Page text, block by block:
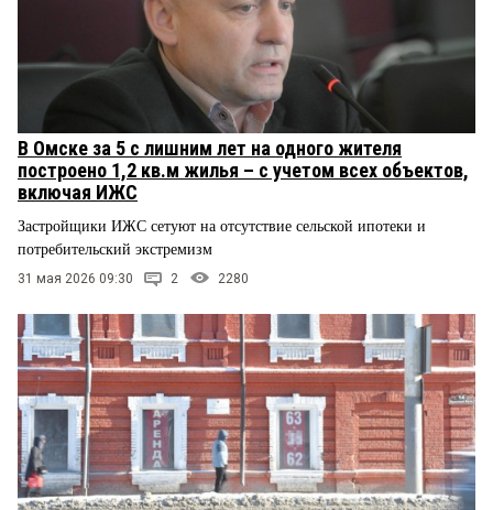
В Омске за 5 с лишним лет на одного жителя
построено 1,2 кв.м жилья – с учетом всех объектов,
включая ИЖС
Застройщики ИЖС сетуют на отсутствие сельской ипотеки и
потребительский экстремизм
31 мая 2026 09:30 2 2280